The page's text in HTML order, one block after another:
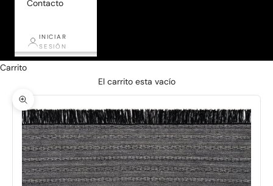
Contacto
INICIAR
SESIÓN
Carrito
El carrito esta vacío
Zoom